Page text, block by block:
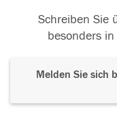
Schreiben Sie
besonders
Melden Sie sich